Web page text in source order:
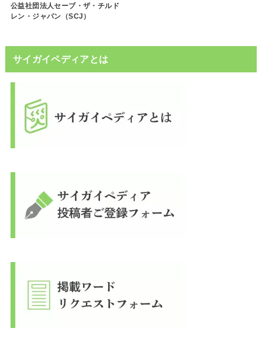
公益社団法人セーブ・ザ・チルド
レン・ジャパン（SCJ）
サイガイペディアとは